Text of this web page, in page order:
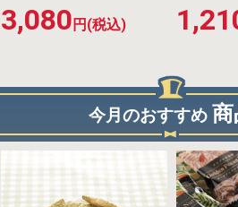
3,080 円(税込)
今月のおすすめ